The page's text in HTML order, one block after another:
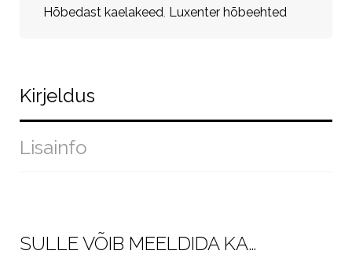
Hõbedast kaelakeed Luxenter hõbeehted
Kirjeldus
Lisainfo
SULLE VÕIB MEELDIDA KA…